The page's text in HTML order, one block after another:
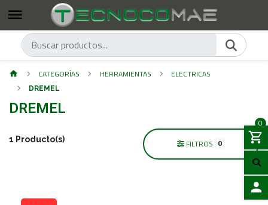
0
CATEGORÍAS HERRAMIENTAS ELECTRICAS
DREMEL
DREMEL
1 Producto(s) FILTROS 0